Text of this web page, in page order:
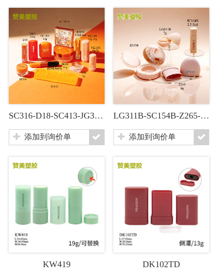
SC316-D18-SC413-JG302-D150-DK102F-DT102D2-PK403
添加到询价单
LG311B-SC154B-Z265-JG339
添加到询价单
KW419 DK102TD